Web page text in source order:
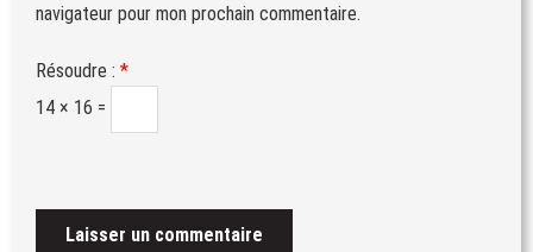
navigateur pour mon prochain commentaire.
Résoudre : *
14 × 16 =